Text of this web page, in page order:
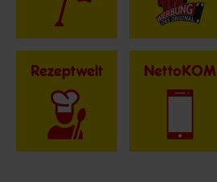
Rezeptwelt NettoKOM